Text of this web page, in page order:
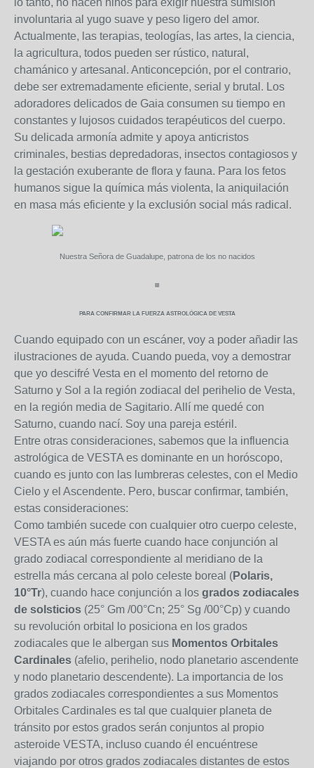
lo tanto, no nacen niños para exigir nuestra sumisión
involuntaria al yugo suave y peso ligero del amor.
Actualmente, las terapias, teologías, las artes, la ciencia,
la agricultura, todos pueden ser rústico, natural,
chamánico y artesanal. Anticoncepción, por el contrario,
debe ser extremadamente eficiente, serial y brutal. Los
adoradores delicados de Gaia consumen su tiempo en
constantes y lujosos cuidados terapéuticos del cuerpo.
Su delicada armonía admite y apoya anticristos
criminales, bestias depredadoras, insectos contagiosos y
la gestación exuberante de flora y fauna. Para los fetos
humanos sigue la química más violenta, la aniquilación
en masa más eficiente y la exclusión social más radical.
Nuestra Señora de Guadalupe, patrona de los no nacidos
PARA CONFIRMAR LA FUERZA ASTROLÓGICA DE VESTA
Cuando equipado con un escáner, voy a poder añadir las
ilustraciones de ayuda. Cuando pueda, voy a demostrar
que yo descifré Vesta en el momento del retorno de
Saturno y Sol a la región zodiacal del perihelio de Vesta,
en la región media de Sagitario. Allí me quedé con
Saturno, cuando nací. Soy una pareja estéril.
Entre otras consideraciones, sabemos que la influencia
astrológica de VESTA es dominante en un horóscopo,
cuando es junto con las lumbreras celestes, con el Medio
Cielo y el Ascendente. Pero, buscar confirmar, también,
estas consideraciones:
Como también sucede con cualquier otro cuerpo celeste,
VESTA es aún más fuerte cuando hace conjunción al
grado zodiacal correspondiente al meridiano de la
estrella más cercana al polo celeste boreal (Polaris,
10°Tr), cuando hace conjunción a los grados zodiacales
de solsticios (25° Gm /00°Cn; 25° Sg /00°Cp) y cuando
su revolución orbital lo posiciona en los grados
zodiacales que le albergan sus Momentos Orbitales
Cardinales (afelio, perihelio, nodo planetario ascendente
y nodo planetario descendente). La importancia de los
grados zodiacales correspondientes a sus Momentos
Orbitales Cardinales es tal que cualquier planeta de
tránsito por estos grados serán conjuntos al propio
asteroide VESTA, incluso cuando él encuéntrese
viajando por otros grados zodiacales distantes de estos